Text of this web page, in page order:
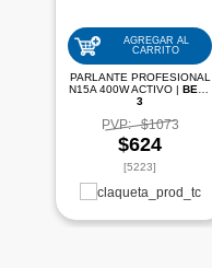
AGREGAR AL
CARRITO
PARLANTE PROFESIONAL
N15A 400W ACTIVO |BETA
3
PVP: $1073
$624
[5223]